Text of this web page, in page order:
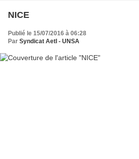
NICE
Publié le 15/07/2016 à 06:28
Par Syndicat AetI - UNSA